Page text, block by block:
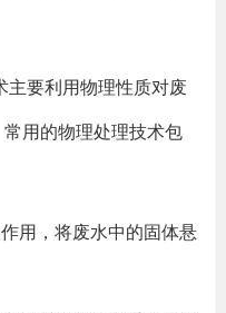
主要利用物理性质对废
用的物理处理技术包
用，将废水中的固体悬